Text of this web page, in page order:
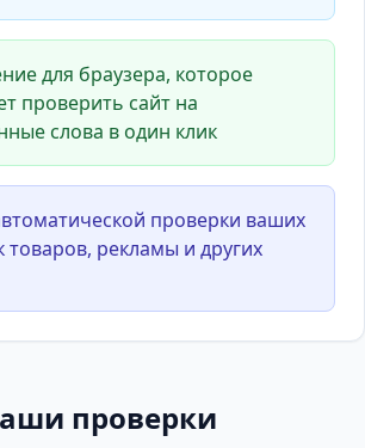
для браузера, которое
проверить сайт на
слова в один клик
проверки ваших
товаров, рекламы и других
проверки